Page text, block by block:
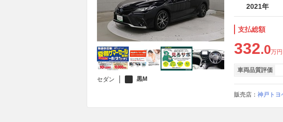
セダン 黒M
2021年
支払総額
332.0万円
車両品質評価
販売店： 神戸ト